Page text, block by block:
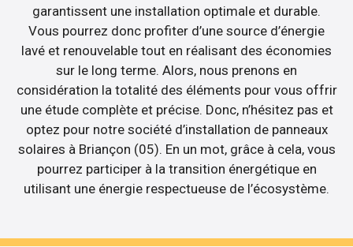
garantissent une installation optimale et durable.
Vous pourrez donc profiter d’une source d’énergie
lavé et renouvelable tout en réalisant des économies
sur le long terme. Alors, nous prenons en
considération la totalité des éléments pour vous offrir
une étude complète et précise. Donc, n’hésitez pas et
optez pour notre société d’installation de panneaux
solaires à Briançon (05). En un mot, grâce à cela, vous
pourrez participer à la transition énergétique en
utilisant une énergie respectueuse de l’écosystème.